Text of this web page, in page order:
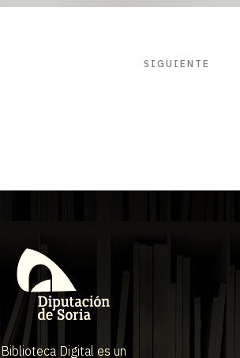
SIGUIENTE
Biblioteca Digital es un